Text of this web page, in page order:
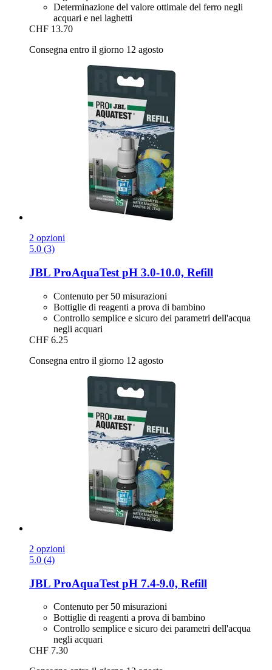
Determinazione del valore ottimale del ferro negli
acquari e nei laghetti
CHF 13.70
Consegna entro il giorno 12 agosto
2 opzioni
5.0 (3)
JBL ProAquaTest pH 3.0-​10.0, Refill
Contenuto per 50 misurazioni
Bottiglie di reagenti a prova di bambino
Controllo semplice e sicuro dei parametri dell'acqua
negli acquari
CHF 6.25
Consegna entro il giorno 12 agosto
2 opzioni
5.0 (4)
JBL ProAquaTest pH 7.4-​9.0, Refill
Contenuto per 50 misurazioni
Bottiglie di reagenti a prova di bambino
Controllo semplice e sicuro dei parametri dell'acqua
negli acquari
CHF 7.30